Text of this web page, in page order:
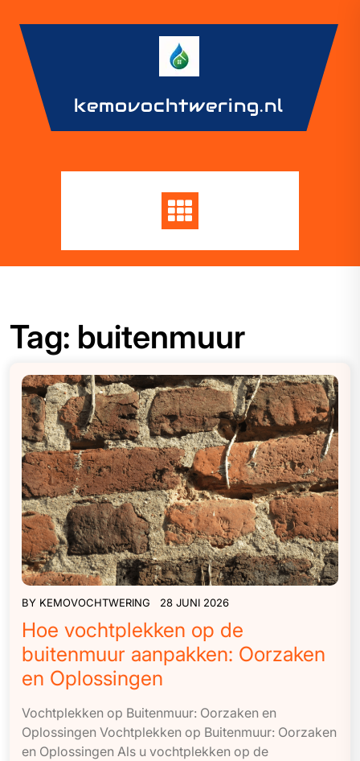
content
kemovochtwering.nl
Tag: buitenmuur
BY KEMOVOCHTWERING 28 JUNI 2026
Hoe vochtplekken op de
buitenmuur aanpakken: Oorzaken
en Oplossingen
Vochtplekken op Buitenmuur: Oorzaken en
Oplossingen Vochtplekken op Buitenmuur: Oorzaken
en Oplossingen Als u vochtplekken op de